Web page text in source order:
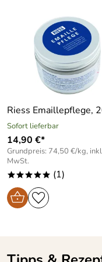
geeignet für:
Riess Emaillepflege,
Sofort lieferbar
14,90 €*
Grundpreis: 74,50 €/kg,
MwSt.
***** (1)